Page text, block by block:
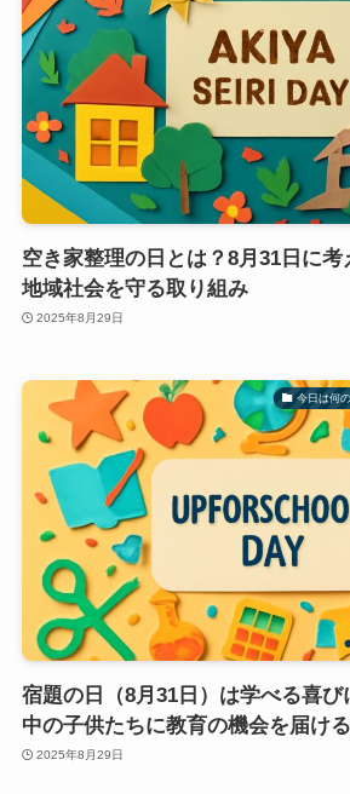
空き家整理の日とは？8月31日に考
地域社会を守る取り組み
2025年8月29日
今日は何
宿題の日（8月31日）は学べる喜
中の子供たちに教育の機会を届け
2025年8月29日